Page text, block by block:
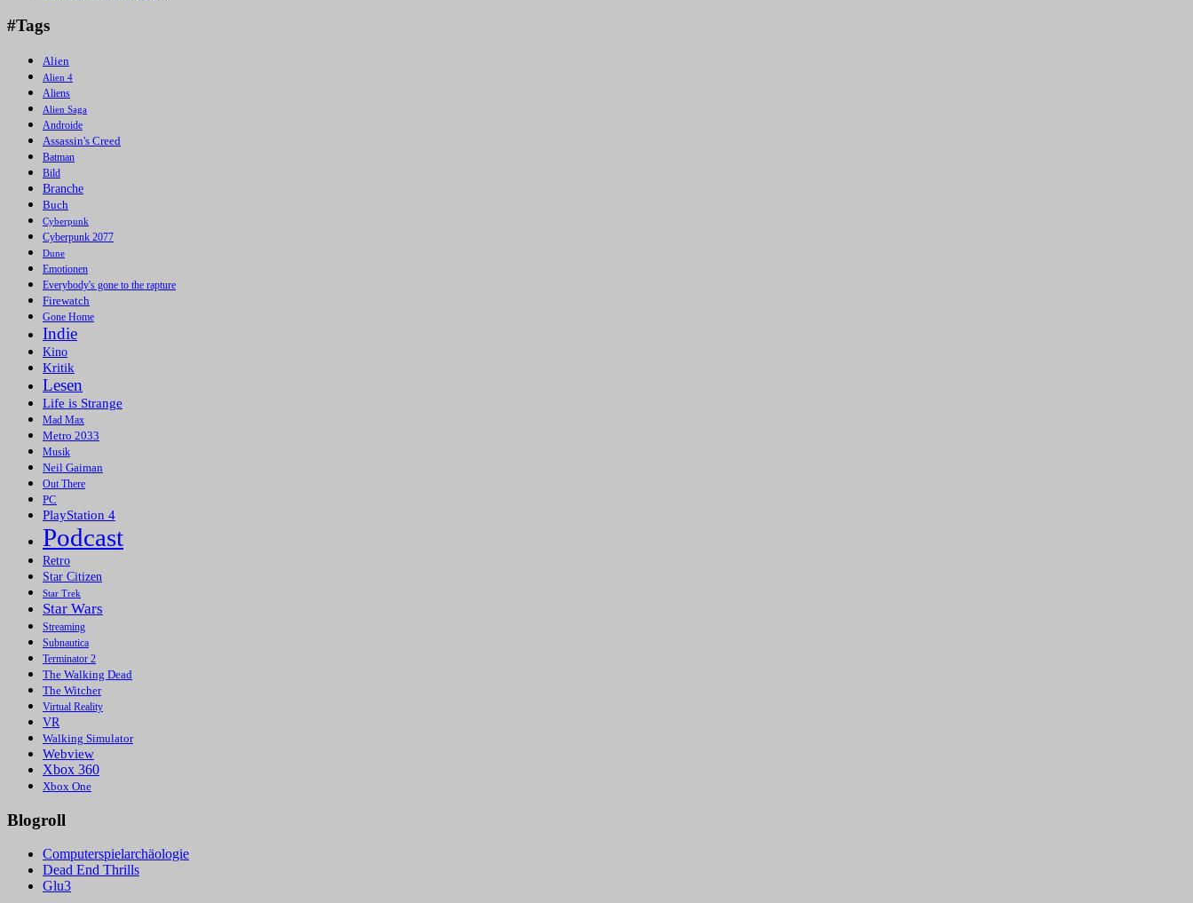
#Tags
Alien
Alien 4
Aliens
Alien Saga
Androide
Assassin's Creed
Batman
Bild
Branche
Buch
Cyberpunk
Cyberpunk 2077
Dune
Emotionen
Everybody's gone to the rapture
Firewatch
Gone Home
Indie
Kino
Kritik
Lesen
Life is Strange
Mad Max
Metro 2033
Musik
Neil Gaiman
Out There
PC
PlayStation 4
Podcast
Retro
Star Citizen
Star Trek
Star Wars
Streaming
Subnautica
Terminator 2
The Walking Dead
The Witcher
Virtual Reality
VR
Walking Simulator
Webview
Xbox 360
Xbox One
Blogroll
Computerspielarchäologie
Dead End Thrills
Glu3